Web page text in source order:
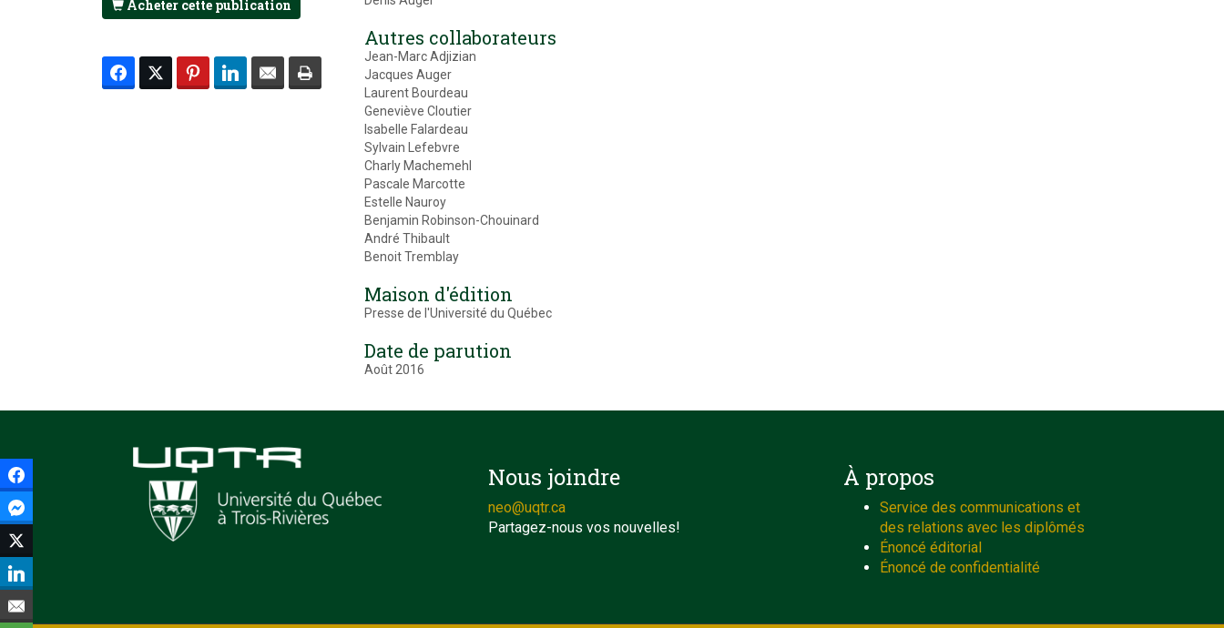
Acheter cette publication
Autres collaborateurs
Jean-Marc Adjizian
Jacques Auger
Laurent Bourdeau
Geneviève Cloutier
Isabelle Falardeau
Sylvain Lefebvre
Charly Machemehl
Pascale Marcotte
Estelle Nauroy
Benjamin Robinson-Chouinard
André Thibault
Benoit Tremblay
Maison d'édition
Presse de l'Université du Québec
Date de parution
Août 2016
Nous joindre
neo@uqtr.ca
Partagez-nous vos nouvelles!
À propos
Service des communications et
des relations avec les diplômés
Énoncé éditorial
Énoncé de confidentialité
Facebook Messenger